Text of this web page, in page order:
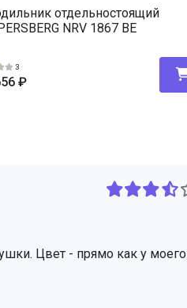
отдельностоящий
NRV 1867 BE
3
₽
Цвет - прямо как у моего